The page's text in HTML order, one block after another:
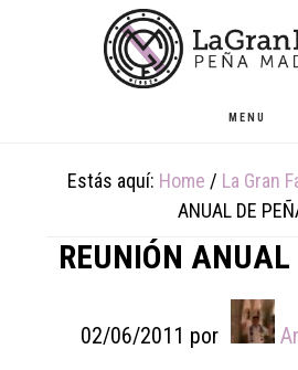
MENU
Estás aquí: Home / La Gran
ANUAL DE
REUNIÓN ANUAL
02/06/2011 por